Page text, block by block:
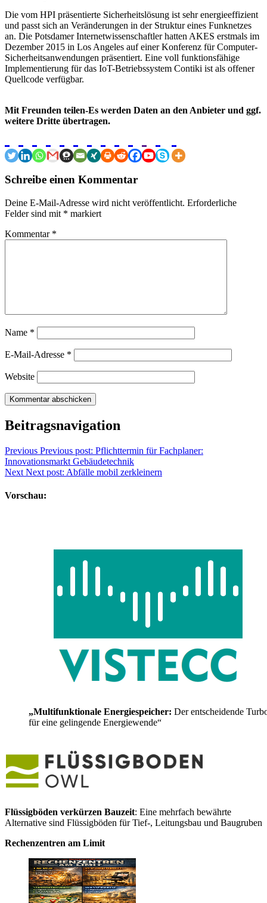
Die vom HPI präsentierte Sicherheitslösung ist sehr energieeffizient
und passt sich an Veränderungen in der Struktur eines Funknetzes
an. Die Potsdamer Internetwissenschaftler hatten AKES erstmals im
Dezember 2015 in Los Angeles auf einer Konferenz für Computer-
Sicherheitsanwendungen präsentiert. Eine voll funktionsfähige
Implementierung für das IoT-Betriebssystem Contiki ist als offener
Quellcode verfügbar.
Mit Freunden teilen-Es werden Daten an den Anbieter und ggf.
weitere Dritte übertragen.
Schreibe einen Kommentar
Deine E-Mail-Adresse wird nicht veröffentlicht. Erforderliche
Felder sind mit * markiert
Kommentar *
Name *
E-Mail-Adresse *
Website
Beitragsnavigation
Previous Previous post: Pflichttermin für Fachplaner:
Innovationsmarkt Gebäudetechnik
Next Next post: Abfälle mobil zerkleinern
Vorschau:
„Multifunktionale Energiespeicher: Der entscheidende
für eine gelingende Energiewende“
Flüssigböden verkürzen Bauzeit: Eine mehrfach bewährte
Alternative sind Flüssigböden für Tief-, Leitungsbau und Baugruben
Rechenzentren am Limit